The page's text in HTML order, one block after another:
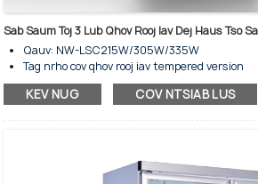
Sab Saum Toj 3 Lub Qhov Rooj Iav Dej Haus Tso
Qauv: NW-LSC215W/305W/335W
Tag nrho cov qhov rooj iav tempered version
Muaj peev xwm cia khoom: 230/300/360 litres
Cua txias-Nofrost
Cov txee hloov kho tau
KEV NUG COV NTSIAB LUS